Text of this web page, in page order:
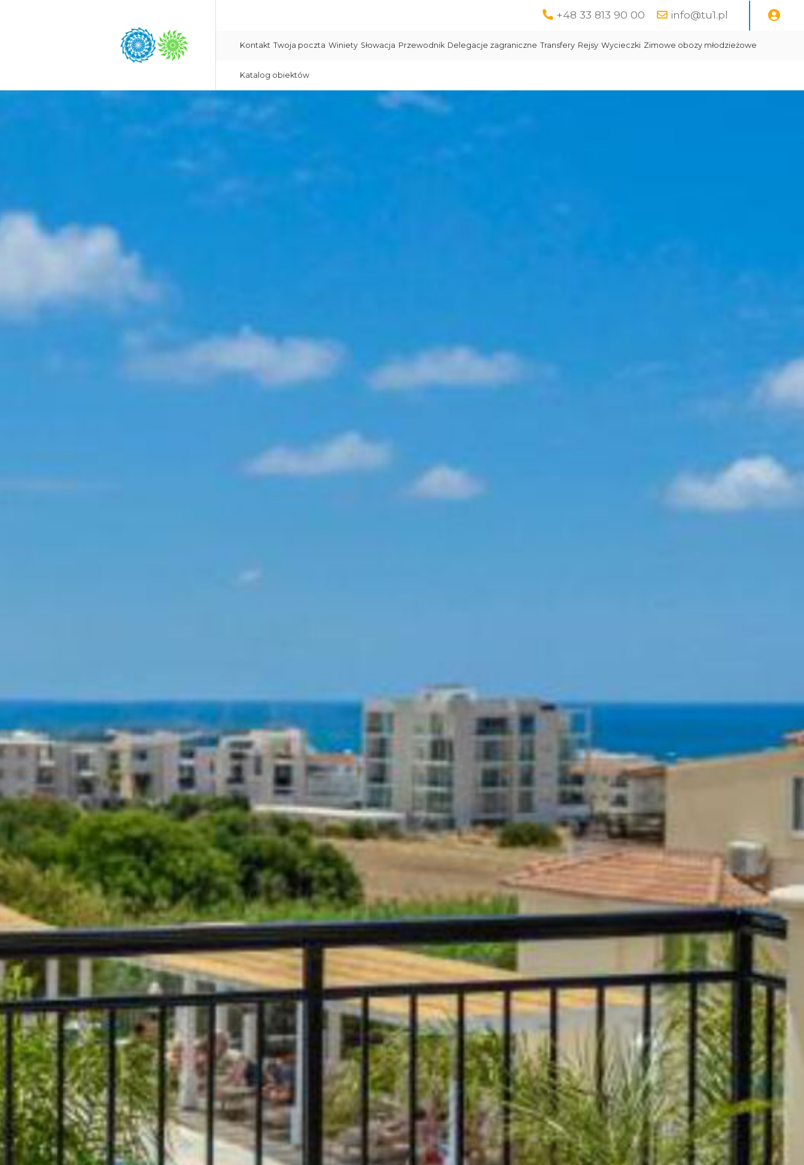
+48 33 813 90 00 info@tu1.pl
Kontakt Twoja poczta Winiety Słowacja Przewodnik Delegacje zagraniczne Transfery Rejsy Wycieczki Zimowe obozy młodzieżowe
Katalog obiektów